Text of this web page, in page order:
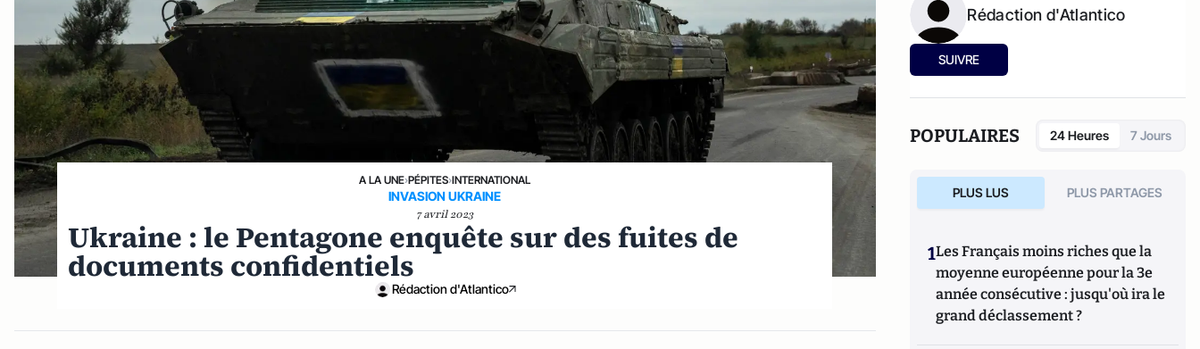
A LA UNE›PÉPITES›INTERNATIONAL
INVASION UKRAINE
7 avril 2023
Ukraine : le Pentagone enquête sur des fuites de
documents confidentiels
Rédaction d'Atlantico
Rédaction d'Atlantico
SUIVRE
POPULAIRES 24 Heures 7 Jours
PLUS LUS PLUS PARTAGES
1Les Français moins riches que la
moyenne européenne pour la 3e
année consécutive : jusqu'où ira le
grand déclassement ?